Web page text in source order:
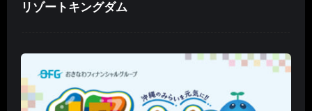
リゾートキングダム